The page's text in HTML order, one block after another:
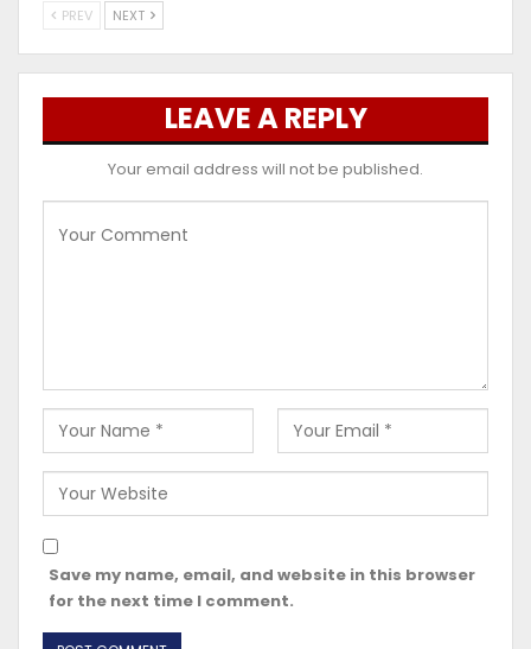
PREV NEXT
LEAVE A REPLY
Your email address will not be published.
Save my name, email, and website in this browser
for the next time I comment.